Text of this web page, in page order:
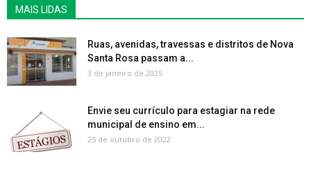
MAIS LIDAS
Ruas, avenidas, travessas e distritos de Nova
Santa Rosa passam a...
3 de janeiro de 2025
Envie seu currículo para estagiar na rede
municipal de ensino em...
25 de outubro de 2022